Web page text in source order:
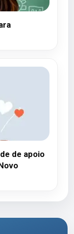
de apoio